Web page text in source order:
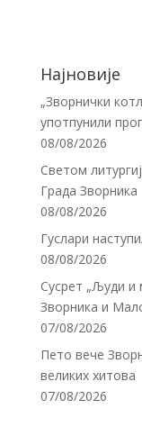
Најновије
„Зворнички
употпунили
08/08/2026
Светом
Града Зворника
08/08/2026
Гуслари
08/08/2026
Сусрет „Људи и
Зворника и
07/08/2026
Пето вече
великих хитова
07/08/2026